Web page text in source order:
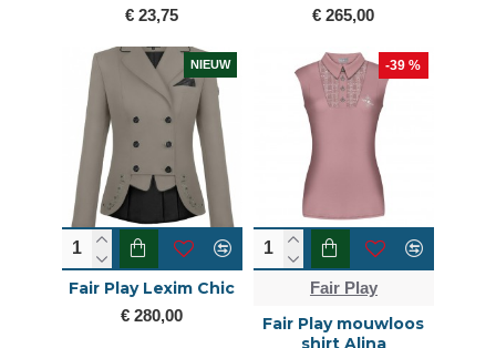
€ 23,75 € 265,00
NIEUW
Fair Play Lexim Chic
€ 280,00
-39 %
Fair Play
Fair Play mouwloos
shirt Alina